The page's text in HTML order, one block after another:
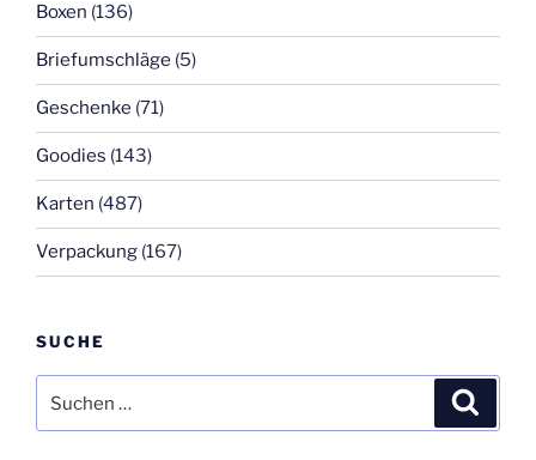
Boxen (136)
Briefumschläge (5)
Geschenke (71)
Goodies (143)
Karten (487)
Verpackung (167)
SUCHE
nach: